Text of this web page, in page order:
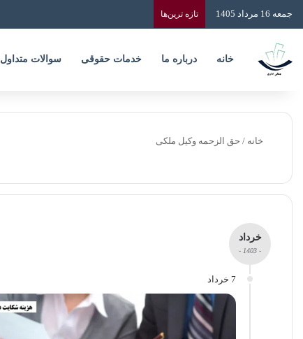
جمعه 16 مرداد 1405 تازه‌ ترین‌ها
خانه درباره ما خدمات حقوقی سوالات متداول
خانه / حق الزحمه وکیل ملکی
خرداد
- 1403 -
7 خرداد